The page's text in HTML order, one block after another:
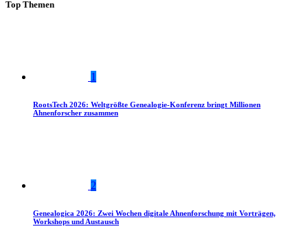
Top Themen
1
RootsTech 2026: Weltgrößte Genealogie-Konferenz bringt Millionen
Ahnenforscher zusammen
2
Genealogica 2026: Zwei Wochen digitale Ahnenforschung mit Vorträgen,
Workshops und Austausch